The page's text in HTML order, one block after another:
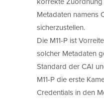
Metadaten namens
sicherzustellen.
Die M11-P ist
solcher Metadaten
Standard der CAI
M11-P die erste
Credentials in den